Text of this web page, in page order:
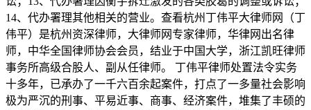
14、代办署理其他相关的营业。查看杭州丁伟平大律师网（丁
伟平）是杭州资深律师，大律师网专家律师，华律网出名律
师，中华全国律师协会会员，结业于中国大学，浙江凯旺律师
事务所高级合股人、副从任律师。 丁伟平律师处置法令实务
十多年，已承办了一千六百余起案件，打点了一多量社会影响
极为严沉的刑事、平易近事、商事、经济案件，堆集了丰硕的